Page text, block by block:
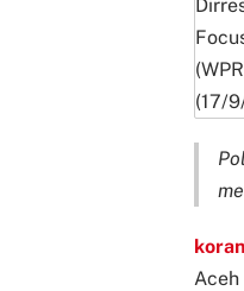
(17/